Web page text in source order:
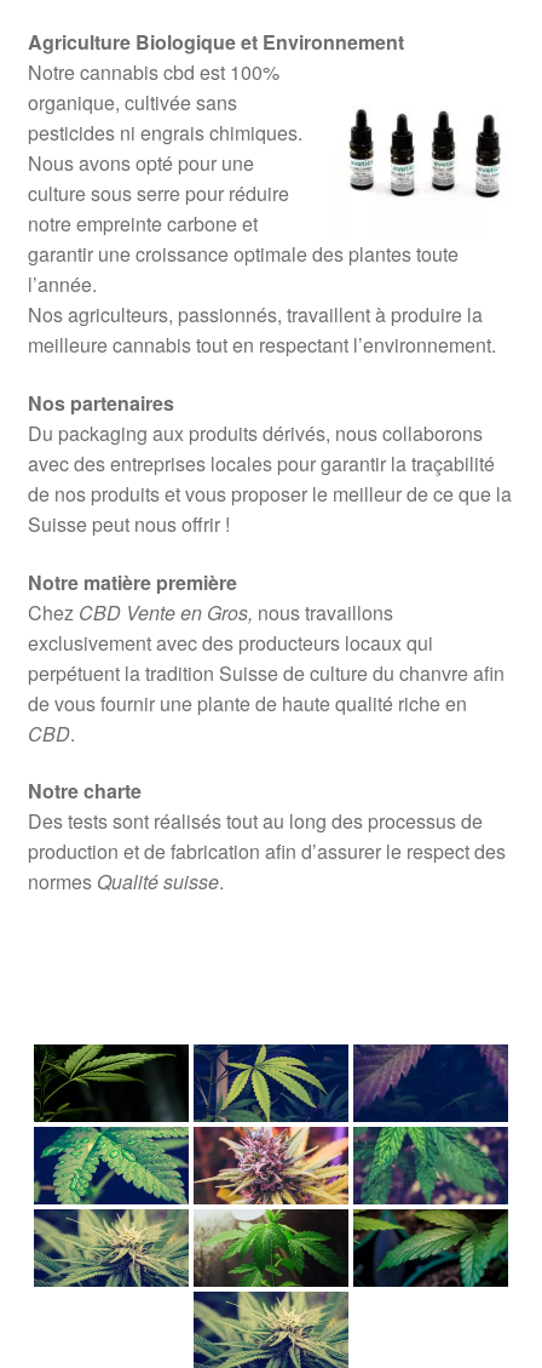
Agriculture Biologique et Environnement
Notre cannabis cbd est 100%
organique, cultivée sans
pesticides ni engrais chimiques.
Nous avons opté pour une
culture sous serre pour réduire
notre empreinte carbone et
garantir une croissance optimale des plantes toute
l’année.
Nos agriculteurs, passionnés, travaillent à produire la
meilleure cannabis tout en respectant l’environnement.
Nos partenaires
Du packaging aux produits dérivés, nous collaborons
avec des entreprises locales pour garantir la traçabilité
de nos produits et vous proposer le meilleur de ce que la
Suisse peut nous offrir !
Notre matière première
Chez CBD Vente en Gros, nous travaillons
exclusivement avec des producteurs locaux qui
perpétuent la tradition Suisse de culture du chanvre afin
de vous fournir une plante de haute qualité riche en
CBD.
Notre charte
Des tests sont réalisés tout au long des processus de
production et de fabrication afin d’assurer le respect des
normes Qualité suisse.